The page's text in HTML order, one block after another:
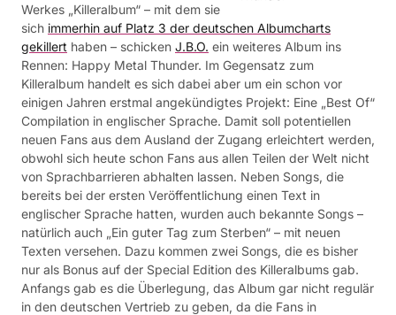
Werkes „Killeralbum“ – mit dem sie
sich immerhin auf Platz 3 der deutschen Albumcharts
gekillert haben – schicken J.B.O. ein weiteres Album ins
Rennen: Happy Metal Thunder. Im Gegensatz zum
Killeralbum handelt es sich dabei aber um ein schon vor
einigen Jahren erstmal angekündigtes Projekt: Eine „Best Of“
Compilation in englischer Sprache. Damit soll potentiellen
neuen Fans aus dem Ausland der Zugang erleichtert werden,
obwohl sich heute schon Fans aus allen Teilen der Welt nicht
von Sprachbarrieren abhalten lassen. Neben Songs, die
bereits bei der ersten Veröffentlichung einen Text in
englischer Sprache hatten, wurden auch bekannte Songs –
natürlich auch „Ein guter Tag zum Sterben“ – mit neuen
Texten versehen. Dazu kommen zwei Songs, die es bisher
nur als Bonus auf der Special Edition des Killeralbums gab.
Anfangs gab es die Überlegung, das Album gar nicht regulär
in den deutschen Vertrieb zu geben, da die Fans in